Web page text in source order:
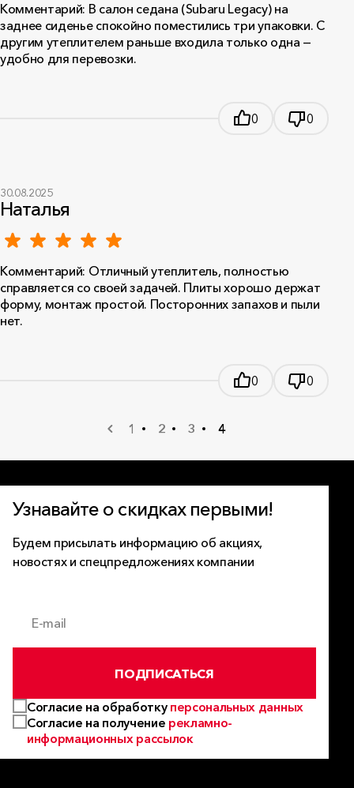
Комментарий: В салон седана (Subaru Legacy) на
заднее сиденье спокойно поместились три упаковки. С
другим утеплителем раньше входила только одна —
удобно для перевозки.
0 0
Наталья
30.08.2025
Комментарий: Отличный утеплитель, полностью
справляется со своей задачей. Плиты хорошо держат
форму, монтаж простой. Посторонних запахов и пыли
нет.
0 0
1 2 3 4
Узнавайте о скидках первыми!
Будем присылать информацию об акциях,
новостях и спецпредложениях компании
E-mail
ПОДПИСАТЬСЯ
Согласие на обработку персональных данных
Согласие на получение рекламно-
информационных рассылок